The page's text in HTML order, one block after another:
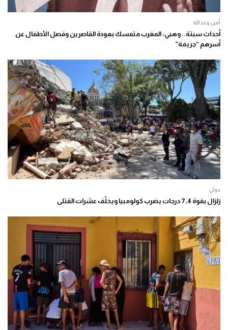
أمن وعدالة
أحداث سبتة.. وهبي: المغرب متمسك بعودة القاصرين وفصل الأطفال عن
أسرهم “جريمة”
دولي
زلزال بقوة 7,4 درجات يضرب كولومبيا ويخلّف عشرات القتلى